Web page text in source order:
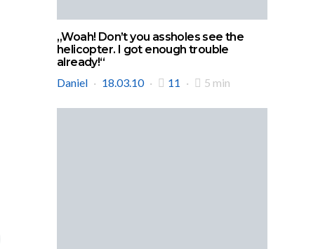
„Woah! Don’t you assholes see the
helicopter. I got enough trouble
already!“
Daniel
18.03.10 11 5 min